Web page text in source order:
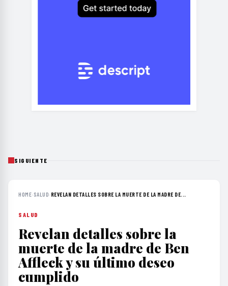
SIGUIENTE
HOME› SALUD› REVELAN DETALLES SOBRE LA MUERTE DE LA MADRE DE...
SALUD
Revelan detalles sobre la
muerte de la madre de Ben
Affleck y su último deseo
cumplido